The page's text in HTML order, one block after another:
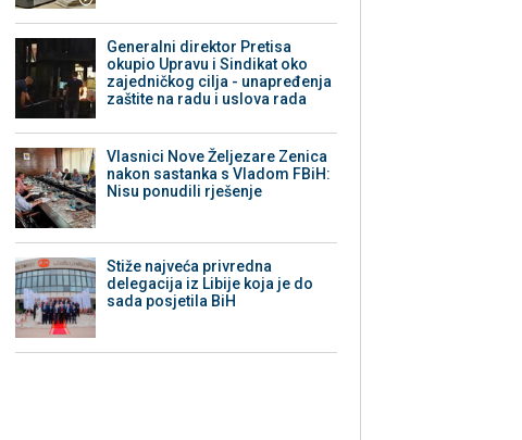
Generalni direktor Pretisa
okupio Upravu i Sindikat oko
zajedničkog cilja - unapređenja
zaštite na radu i uslova rada
Vlasnici Nove Željezare Zenica
nakon sastanka s Vladom FBiH:
Nisu ponudili rješenje
Stiže najveća privredna
delegacija iz Libije koja je do
sada posjetila BiH